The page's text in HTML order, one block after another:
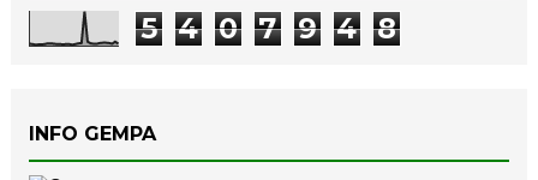
5 4 0 7 9 4 8
INFO GEMPA